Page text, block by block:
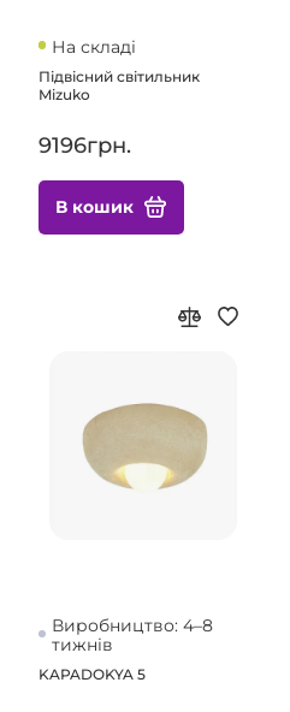
На складі
Підвісний світильник
Mizuko
9196грн.
В кошик
Виробництво: 4–8
тижнів
KAPADOKYA 5